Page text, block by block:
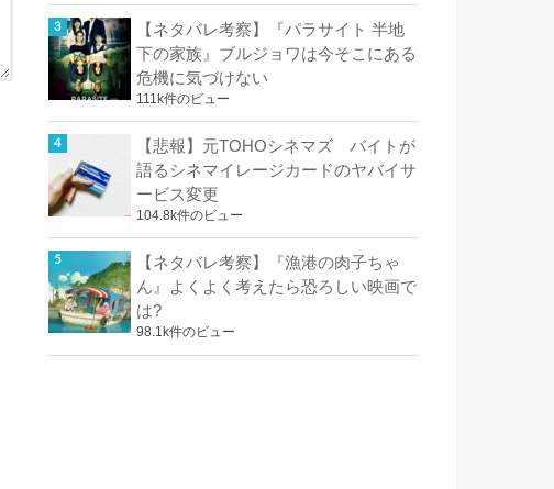
【ネタバレ考察】『パラサイト 半地
下の家族』ブルジョワは今そこにある
危機に気づけない
111k件のビュー
【悲報】元TOHOシネマズ バイトが
語るシネマイレージカードのヤバイサ
ービス変更
104.8k件のビュー
【ネタバレ考察】『漁港の肉子ちゃ
ん』よくよく考えたら恐ろしい映画で
は?
98.1k件のビュー